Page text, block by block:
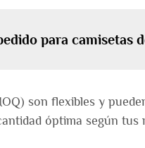
para camisetas
son flexibles y
óptima según tus